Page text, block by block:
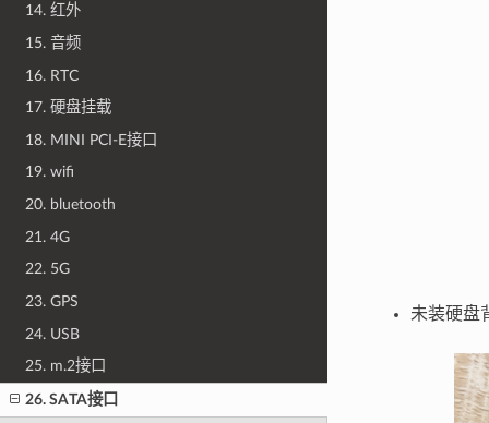
14. 红外
15. 音频
16. RTC
17. 硬盘挂载
18. MINI PCI-E接口
19. wifi
20. bluetooth
21. 4G
22. 5G
23. GPS
24. USB
25. m.2接口
26. SATA接口
未装硬盘